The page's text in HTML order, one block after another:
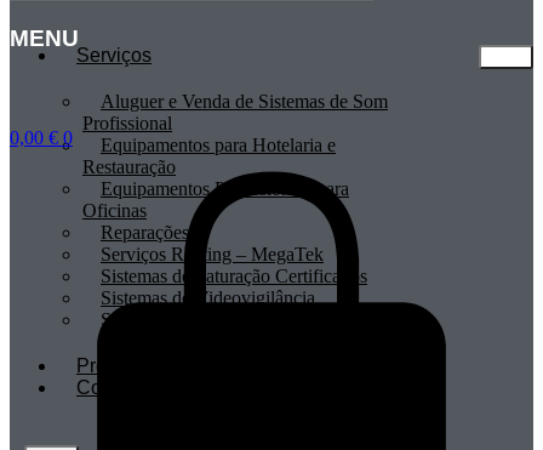
MENU
Serviços
Aluguer e Venda de Sistemas de Som
Profissional
Equipamentos para Hotelaria e
Restauração
Equipamentos Profissionais para
Oficinas
Reparações
Serviços Renting – MegaTek
Sistemas de Faturação Certificados
Sistemas de Videovigilância
Sistemas POS
Profissionais
Contactos
0,00 € 0